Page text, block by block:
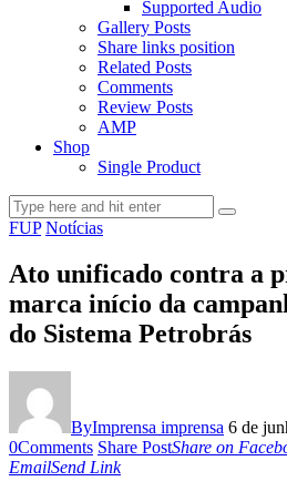
Supported Audio
Gallery Posts
Share links position
Related Posts
Comments
Review Posts
AMP
Shop
Single Product
FUP Notícias
Ato unificado contra a
marca início da
do Sistema Petrobrás
ByImprensa imprensa 6 de
0Comments Share PostShare on
EmailSend Link